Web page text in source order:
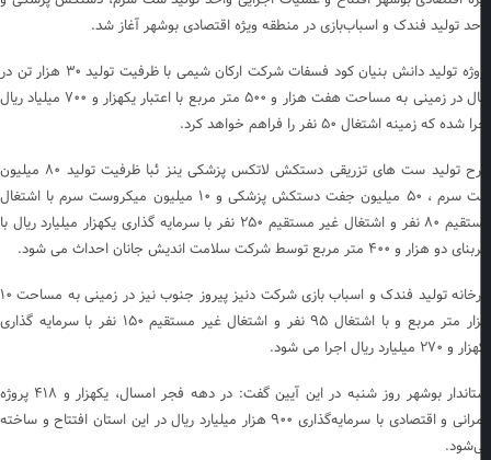
تولید فندک و اسباب‌بازی در منطقه ویژه اقتصادی بوشهر آغاز شد.
پروژه تولید دانش بنیان کود فسفات شرکت ارکان شیمی با ظرفیت تولید ۳۰ هزار تن در
سال در زمینی به مساحت هفت هزار و ۵۰۰ متر مربع با اعتبار یکهزار و ۷۰۰ میلیاد ریال
شده که زمینه اشتغال ۵۰ نفر را فراهم خواهد کرد.
طرح تولید ست های تزریقی دستکش لاتکس پزشکی ینز ئبا ظرفیت تولید ۸۰ میلیون
ست سرم ، ۵۰ میلیون جفت دستکش پزشکی و ۱۰ میلیون میکروست سرم با اشتغال
مستقیم ۸۰ نفر و اشتغال غیر مستقیم ۲۵۰ نفر با سرمایه گذاری یکهزار میلیارد ریال با
و ۴۰۰ متر مربع توسط شرکت سلامت اندیش جانان احداث می شود.
کارخانه تولید فندک و اسباب بازی شرکت دنیز پیروز جنوب نیز در زمینی به مساحت ۱۰
هزار متر مربع و با اشتغال ۹۵ نفر و اشتغال غیر مستقیم ۱۵۰ نفر با سرمایه گذاری
ریال اجرا می شود.
استاندار بوشهر روز شنبه در این آیین گفت: در دهه فجر امسال، یکهزار و ۴۱۸ پروژه
عمرانی و اقتصادی با سرمایه‌گذاری ۹۰۰ هزار میلیارد ریال در این استان افتتاح و ساخته